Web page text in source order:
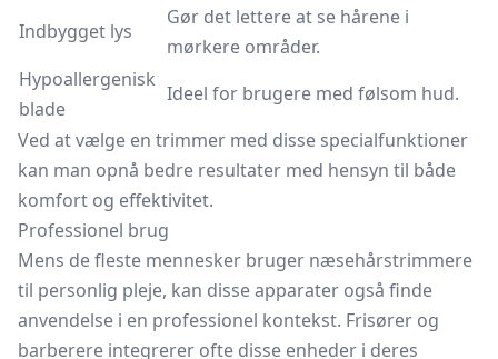
Indbygget lys
Gør det lettere at se hårene i
mørkere områder.
Hypoallergenisk
blade
Ideel for brugere med følsom hud.
Ved at vælge en trimmer med disse specialfunktioner
kan man opnå bedre resultater med hensyn til både
komfort og effektivitet.
Professionel brug
Mens de fleste mennesker bruger næsehårstrimmere
til personlig pleje, kan disse apparater også finde
anvendelse i en professionel kontekst. Frisører og
barberere integrerer ofte disse enheder i deres